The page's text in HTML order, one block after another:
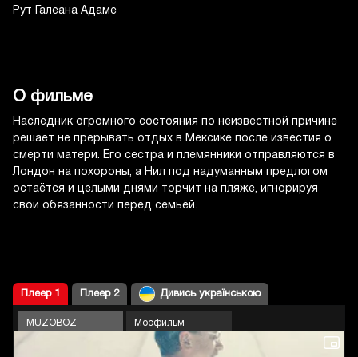
Рут Галеана Адаме
О фильме
Наследник огромного состояния по неизвестной причине
решает не прерывать отдых в Мексике после известия о
смерти матери. Его сестра и племянники отправляются в
Лондон на похороны, а Нил под надуманным предлогом
остаётся и целыми днями торчит на пляже, игнорируя
свои обязанности перед семьёй.
Плеер 1 Плеер 2 Дивись українською
MUZOBOZ Мосфильм